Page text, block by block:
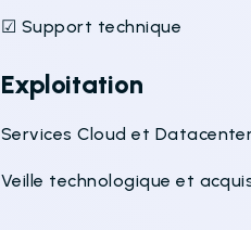
☑ Support technique
Exploitation
Services Cloud et
Veille technologique et